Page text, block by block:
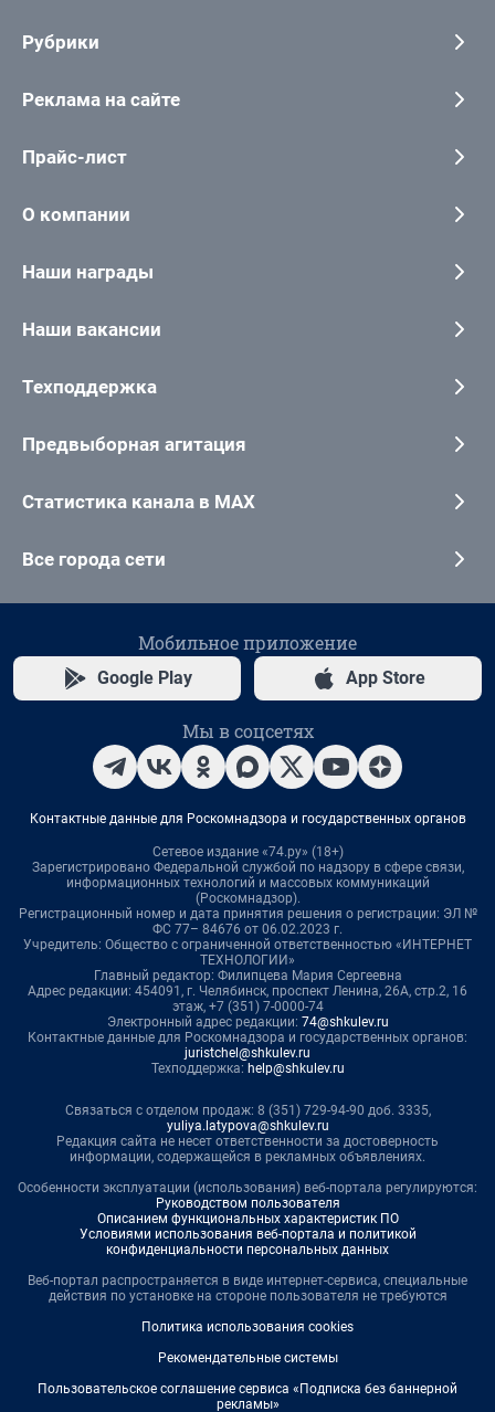
Рубрики
Реклама на сайте
Прайс-лист
О компании
Наши награды
Наши вакансии
Техподдержка
Предвыборная агитация
Статистика канала в MAX
Все города сети
Мобильное приложение
Google Play App Store
Мы в соцсетях
Контактные данные для Роскомнадзора и государственных органов
Сетевое издание «74.ру» (18+)
Зарегистрировано Федеральной службой по надзору в сфере связи,
информационных технологий и массовых коммуникаций
(Роскомнадзор).
Регистрационный номер и дата принятия решения о регистрации: ЭЛ №
ФС 77– 84676 от 06.02.2023 г.
Учредитель: Общество с ограниченной ответственностью «ИНТЕРНЕТ
ТЕХНОЛОГИИ»
Главный редактор: Филипцева Мария Сергеевна
Адрес редакции: 454091, г. Челябинск, проспект Ленина, 26А, стр.2, 16
этаж, +7 (351) 7-0000-74
Электронный адрес редакции: 74@shkulev.ru
Контактные данные для Роскомнадзора и государственных органов:
juristchel@shkulev.ru
Техподдержка: help@shkulev.ru
Связаться с отделом продаж: 8 (351) 729-94-90 доб. 3335,
yuliya.latypova@shkulev.ru
Редакция сайта не несет ответственности за достоверность
информации, содержащейся в рекламных объявлениях.
Особенности эксплуатации (использования) веб-портала регулируются:
Руководством пользователя
Описанием функциональных характеристик ПО
Условиями использования веб-портала и политикой
конфиденциальности персональных данных
Веб-портал распространяется в виде интернет-сервиса, специальные
действия по установке на стороне пользователя не требуются
Политика использования cookies
Рекомендательные системы
Пользовательское соглашение сервиса «Подписка без баннерной
рекламы»